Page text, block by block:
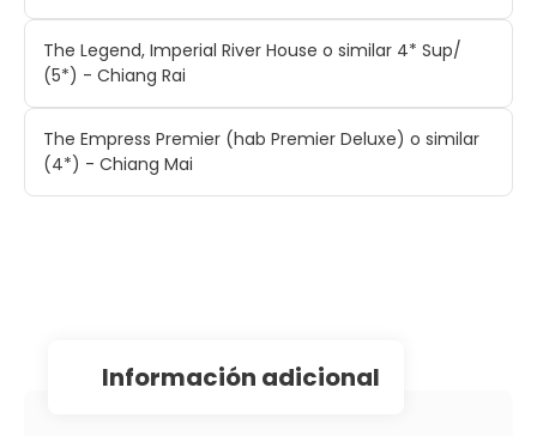
The Legend, Imperial River House o similar 4* Sup/
(5*) - Chiang Rai
The Empress Premier (hab Premier Deluxe) o similar
(4*) - Chiang Mai
información adicional